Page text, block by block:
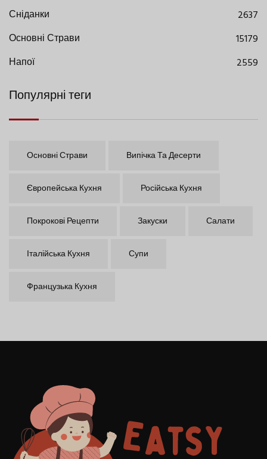
Сніданки
2637
Основні Страви
15179
Напої
2559
Популярні теги
Основні Страви Випічка Та Десерти
Європейська Кухня Російська Кухня
Покрокові Рецепти Закуски Салати
Італійська Кухня Супи
Французька Кухня